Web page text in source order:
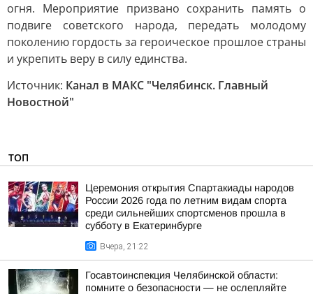
огня. Мероприятие призвано сохранить память о
подвиге советского народа, передать молодому
поколению гордость за героическое прошлое страны
и укрепить веру в силу единства.
Источник: Канал в МАКС "Челябинск. Главный
Новостной"
ТОП
Церемония открытия Спартакиады народов
России 2026 года по летним видам спорта
среди сильнейших спортсменов прошла в
субботу в Екатеринбурге
Вчера, 21:22
Госавтоинспекция Челябинской области:
помните о безопасности — не ослепляйте